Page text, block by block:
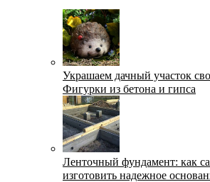
Украшаем дачный участок
Фигурки из бетона и гипса
Ленточный фундамент: как
изготовить надежное